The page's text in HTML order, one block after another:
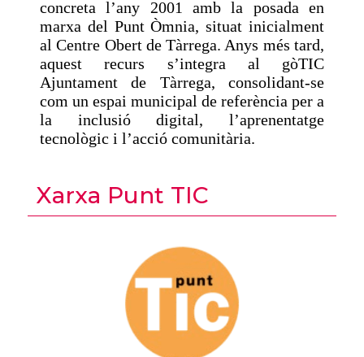
concreta l’any 2001 amb la posada en
marxa del Punt Òmnia, situat inicialment
al Centre Obert de Tàrrega. Anys més tard,
aquest recurs s’integra al gòTIC
Ajuntament de Tàrrega, consolidant-se
com un espai municipal de referència per a
la inclusió digital, l’aprenentatge
tecnològic i l’acció comunitària.
Xarxa Punt TIC